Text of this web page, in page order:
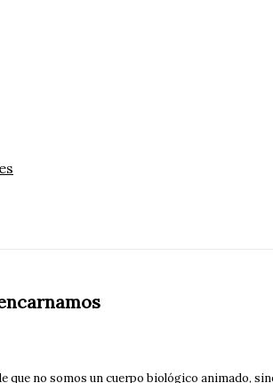
que no somos un cuerpo biológico animado,